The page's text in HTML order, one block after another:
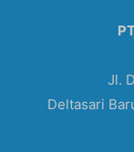
Jl.
Deltasari